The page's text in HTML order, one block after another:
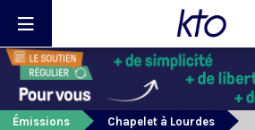
Émissions
Chapelet à Lourdes